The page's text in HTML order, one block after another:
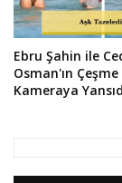
Ebru Şahin ile
Osman'ın
Kameraya